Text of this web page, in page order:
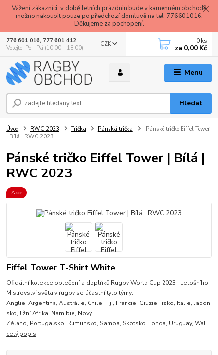
Vážení zákazníci, v době letních prázdnin bude v kamenném obchodě
možno nakoupit pouze po předchozí domluvě na tel. 776601016.
Děkujeme za pochopení.
Menu
CZK
Hledat
776 601 016, 777 601 412
Volejte: Po - Pá (10:00 - 18:00)
0 ks
za 0,00 Kč
Úvod RWC 2023 Trička Pánská trička
Pánské tričko Eiffel Tower
| Bílá | RWC 2023
Pánské tričko Eiffel Tower | Bílá |
RWC 2023
Akce
Eiffel Tower T-Shirt White
Oficiální kolekce oblečení a doplňků Rugby World Cup 2023 Letošního
Mistrovství světa v rugby se účastní tyto týmy:
Anglie, Argentina, Austrálie, Chile, Fiji, Francie, Gruzie, Irsko, Itálie, Japon
sko, Jižní Afrika, Namibie, Nový
Zéland, Portugalsko, Rumunsko, Samoa, Skotsko, Tonda, Uruguay, Wal...
celý popis